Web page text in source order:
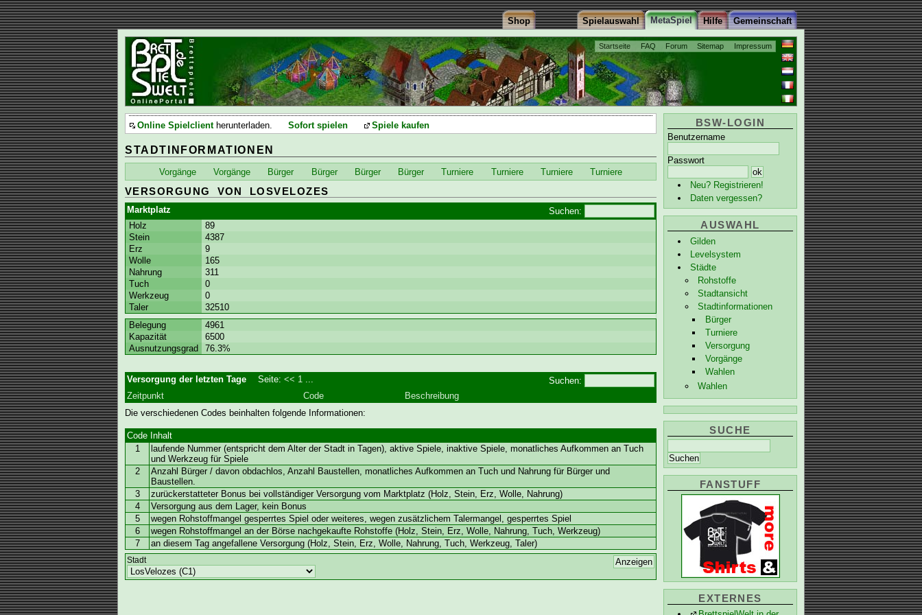
Startseite FAQ Forum Sitemap Impressum
Gemeinschaft
Hilfe
MetaSpiel
Spielauswahl
Shop
BSW-LOGIN
Benutzername
Passwort
Neu? Registrieren!
Daten vergessen?
AUSWAHL
Gilden
Levelsystem
Städte
Rohstoffe
Stadtansicht
Stadtinformationen
Bürger
Turniere
Versorgung
Vorgänge
Wahlen
Wahlen
SUCHE
FANSTUFF
EXTERNES
Online Spielclientherunterladen. Sofort spielen Spiele kaufen
STADTINFORMATIONEN
Vorgänge Vorgänge Bürger Bürger Bürger Bürger Turniere Turniere Turniere Turniere
VERSORGUNG VON LOSVELOZES
Suchen:
Marktplatz
Holz
89
Stein
4387
Erz
9
Wolle
165
Nahrung
311
Tuch
0
Werkzeug
0
Taler
32510
Belegung
4961
Kapazität
6500
Ausnutzungsgrad
76.3%
Suchen:
Versorgung der letzten Tage Seite:<< 1
Zeitpunkt
Code
Beschreibung
Die verschiedenen Codes beinhalten folgende Informationen:
Code Inhalt
1
laufende Nummer (entspricht dem Alter der Stadt in Tagen), aktive Spiele, inaktive Spiele, monatliches Aufkommen an Tuch
und Werkzeug für Spiele
2
Anzahl Bürger / davon obdachlos, Anzahl Baustellen, monatliches Aufkommen an Tuch und Nahrung für Bürger und
Baustellen.
3
zurückerstatteter Bonus bei vollständiger Versorgung vom Marktplatz (Holz, Stein, Erz, Wolle, Nahrung)
4
Versorgung aus dem Lager, kein Bonus
5
wegen Rohstoffmangel gesperrtes Spiel oder weiteres, wegen zusätzlichem Talermangel, gesperrtes Spiel
6
wegen Rohstoffmangel an der Börse nachgekaufte Rohstoffe (Holz, Stein, Erz, Wolle, Nahrung, Tuch, Werkzeug)
7
an diesem Tag angefallene Versorgung (Holz, Stein, Erz, Wolle, Nahrung, Tuch, Werkzeug, Taler)
Stadt